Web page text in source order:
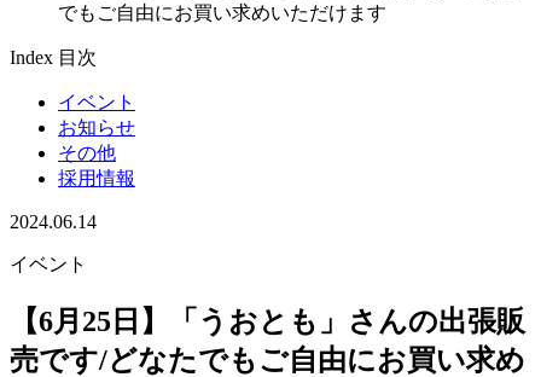
でもご自由にお買い求めいただけます
Index 目次
イベント
お知らせ
その他
採用情報
2024.06.14
イベント
【6月25日】「うおとも」さんの出張販
売です/どなたでもご自由にお買い求め